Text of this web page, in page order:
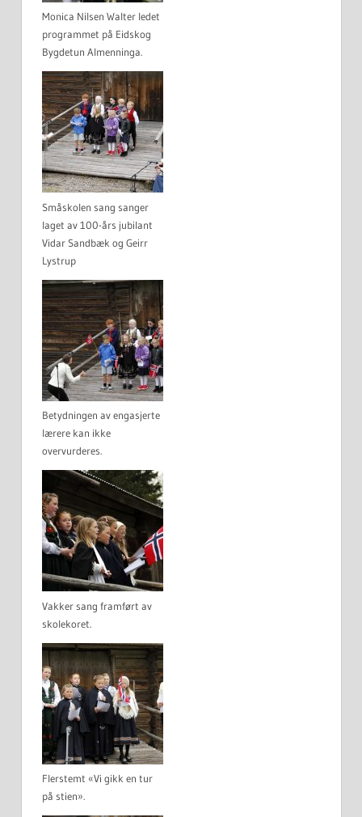
Monica Nilsen Walter ledet
programmet på Eidskog
Bygdetun Almenninga.
Småskolen sang sanger
laget av 100-års jubilant
Vidar Sandbæk og Geirr
Lystrup
Betydningen av engasjerte
lærere kan ikke
overvurderes.
Vakker sang framført av
skolekoret.
Flerstemt «Vi gikk en tur
på stien».